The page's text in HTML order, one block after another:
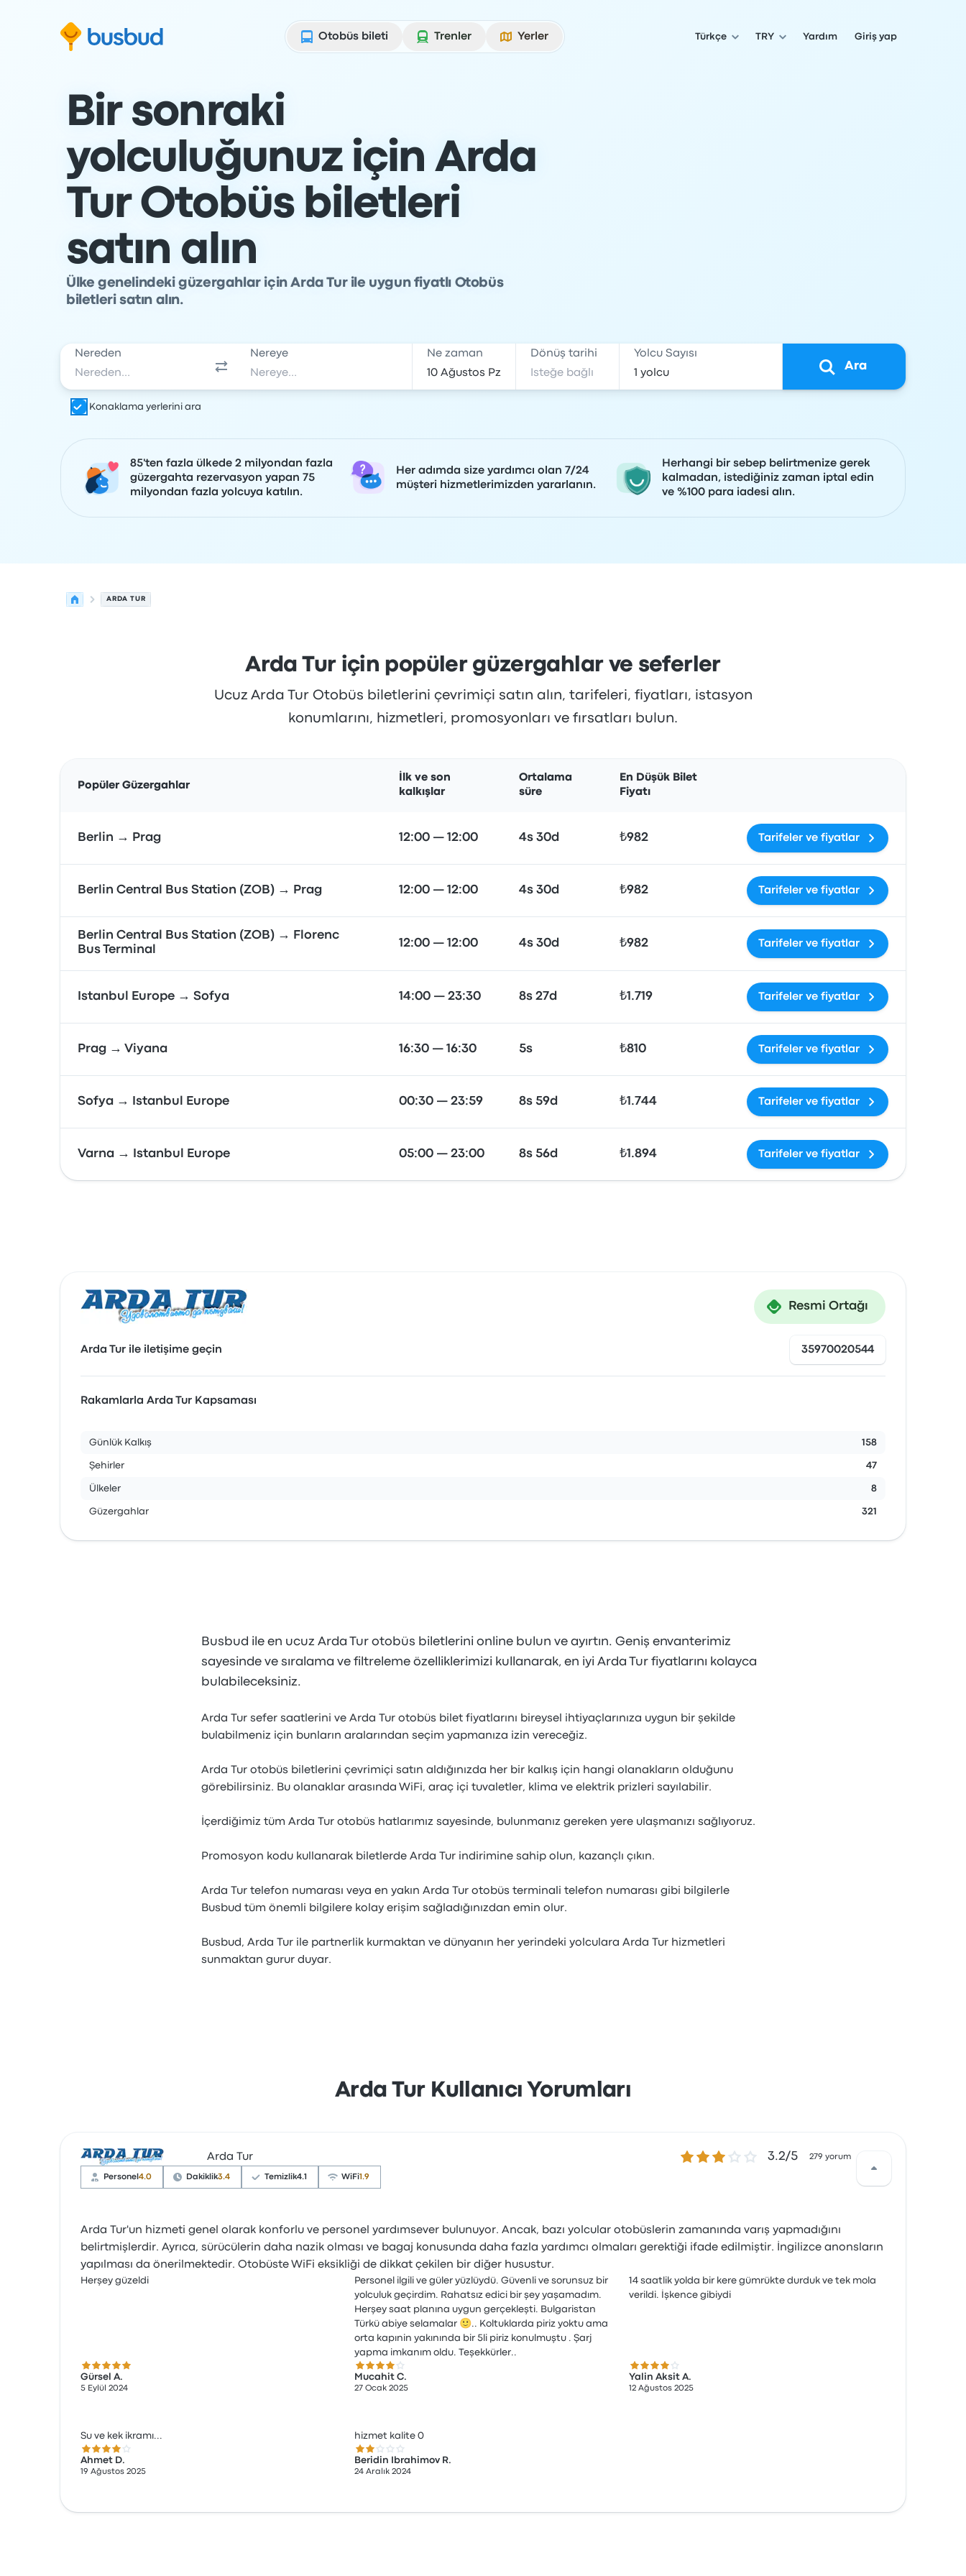
Otobüs bileti
Trenler Yerler Türkçe TRY Yardım Giriş yap
Bir sonraki
yolculuğunuz için Arda
Tur Otobüs biletleri
satın alın
Ülke genelindeki güzergahlar için Arda Tur ile uygun fiyatlı Otobüs
biletleri satın alın.
Nereden Nereye Ne zaman Dönüş tarihi Yolcu Sayısı
Ara
Konaklama yerlerini ara
85'ten fazla ülkede 2 milyondan fazla
güzergahta rezervasyon yapan 75
milyondan fazla yolcuya katılın.
Her adımda size yardımcı olan 7/24
müşteri hizmetlerimizden yararlanın.
Herhangi bir sebep belirtmenize gerek
kalmadan, istediğiniz zaman iptal edin
ve %100 para iadesi alın.
ARDA TUR
Arda Tur için popüler güzergahlar ve seferler
Ucuz Arda Tur Otobüs biletlerini çevrimiçi satın alın, tarifeleri, fiyatları, istasyon
konumlarını, hizmetleri, promosyonları ve fırsatları bulun.
Popüler Güzergahlar
İlk ve son
kalkışlar
Ortalama
süre
En Düşük Bilet
Fiyatı
Berlin → Prag 12:00 — 12:00 4s 30d ₺982 Tarifeler ve fiyatlar
Berlin Central Bus Station (ZOB) → Prag 12:00 — 12:00 4s 30d ₺982 Tarifeler ve fiyatlar
Berlin Central Bus Station (ZOB) → Florenc
Bus Terminal
12:00 — 12:00 4s 30d ₺982 Tarifeler ve fiyatlar
Istanbul Europe → Sofya 14:00 — 23:30 8s 27d ₺1.719 Tarifeler ve fiyatlar
Prag → Viyana 16:30 — 16:30 5s ₺810 Tarifeler ve fiyatlar
Sofya → Istanbul Europe 00:30 — 23:59 8s 59d ₺1.744 Tarifeler ve fiyatlar
Varna → Istanbul Europe 05:00 — 23:00 8s 56d ₺1.894 Tarifeler ve fiyatlar
Resmi Ortağı
Arda Tur ile iletişime geçin 35970020544
Rakamlarla Arda Tur Kapsaması
Günlük Kalkış 158
Şehirler 47
Ülkeler 8
Güzergahlar 321
Busbud ile en ucuz Arda Tur otobüs biletlerini online bulun ve ayırtın. Geniş envanterimiz
sayesinde ve sıralama ve filtreleme özelliklerimizi kullanarak, en iyi Arda Tur fiyatlarını kolayca
bulabileceksiniz.
Arda Tur sefer saatlerini ve Arda Tur otobüs bilet fiyatlarını bireysel ihtiyaçlarınıza uygun bir şekilde
bulabilmeniz için bunların aralarından seçim yapmanıza izin vereceğiz.
Arda Tur otobüs biletlerini çevrimiçi satın aldığınızda her bir kalkış için hangi olanakların olduğunu
görebilirsiniz. Bu olanaklar arasında WiFi, araç içi tuvaletler, klima ve elektrik prizleri sayılabilir.
İçerdiğimiz tüm Arda Tur otobüs hatlarımız sayesinde, bulunmanız gereken yere ulaşmanızı sağlıyoruz.
Promosyon kodu kullanarak biletlerde Arda Tur indirimine sahip olun, kazançlı çıkın.
Arda Tur telefon numarası veya en yakın Arda Tur otobüs terminali telefon numarası gibi bilgilerle
Busbud tüm önemli bilgilere kolay erişim sağladığınızdan emin olur.
Busbud, Arda Tur ile partnerlik kurmaktan ve dünyanın her yerindeki yolculara Arda Tur hizmetleri
sunmaktan gurur duyar.
Arda Tur Kullanıcı Yorumları
Arda Tur 3.2 üzerinden 5 yıldız
3.2/5 279 yorum
Personel 4.0 Dakiklik3.4 Temizlik4.1 WiFi1.9
Arda Tur'un hizmeti genel olarak konforlu ve personel yardımsever bulunuyor. Ancak, bazı yolcular otobüslerin zamanında varış yapmadığını
belirtmişlerdir. Ayrıca, sürücülerin daha nazik olması ve bagaj konusunda daha fazla yardımcı olmaları gerektiği ifade edilmiştir. İngilizce anonsların
yapılması da önerilmektedir. Otobüste WiFi eksikliği de dikkat çekilen bir diğer husustur.
Herşey güzeldi
5.0 üzerinden 5 yıldız
Gürsel A.
5 Eylül 2024
Personel ilgili ve güler yüzlüydü. Güvenli ve sorunsuz bir
yolculuk geçirdim. Rahatsız edici bir şey yaşamadım.
Herşey saat planına uygun gerçekleşti. Bulgaristan
Türkü abiye selamalar 🙂.. Koltuklarda piriz yoktu ama
orta kapınin yakınında bir 5li piriz konulmuştu . Şarj
yapma imkanım oldu. Teşekkürler..
4.0 üzerinden 5 yıldız
Mucahit C.
27 Ocak 2025
14 saatlik yolda bir kere gümrükte durduk ve tek mola
verildi. İşkence gibiydi
4.0 üzerinden 5 yıldız
Yalin Aksit A.
12 Ağustos 2025
Su ve kek ikramı...
4.0 üzerinden 5 yıldız
Ahmet D.
19 Ağustos 2025
hizmet kalite 0
2.0 üzerinden 5 yıldız
Beridin Ibrahimov R.
24 Aralık 2024